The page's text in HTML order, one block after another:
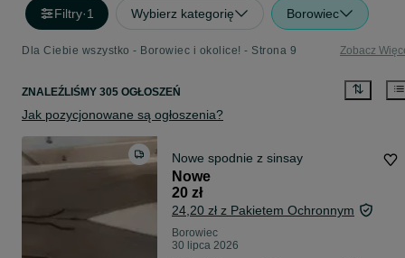
Filtry·1 Wybierz kategorię Borowiec
Dla Ciebie wszystko - Borowiec i okolice! - Strona 9 Zobacz
ZNALEŹLIŚMY 305 OGŁOSZEŃ
Jak pozycjonowane są ogłoszenia?
Nowe spodnie z sinsay
Nowe
20 zł
24,20 zł z Pakietem Ochronnym
Borowiec
30 lipca 2026